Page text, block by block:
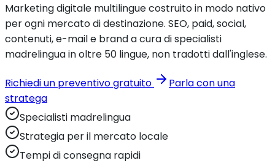
Marketing digitale multilingue costruito in modo nativo
per ogni mercato di destinazione. SEO, paid, social,
contenuti, e-mail e brand a cura di specialisti
madrelingua in oltre 50 lingue, non tradotti dall'inglese.
Richiedi un preventivo gratuito
Parla con una
stratega
Specialisti madrelingua
Strategia per il mercato locale
Tempi di consegna rapidi